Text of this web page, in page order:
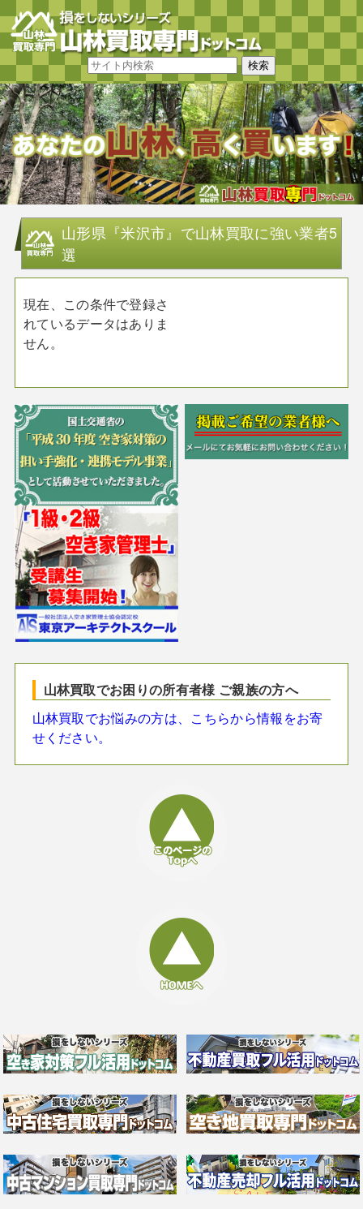
山形県『米沢市』で山林買取に強い業者5
選
現在、この条件で登録さ
れているデータはありま
せん。
山林買取でお困りの所有者様 ご親族の方へ
山林買取でお悩みの方は、こちらから情報をお寄
せください。